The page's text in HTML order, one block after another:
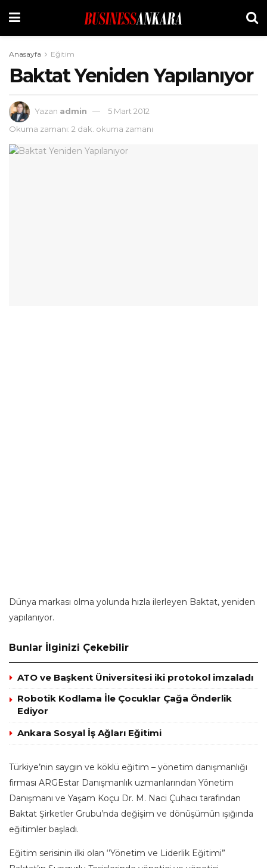
Anasayfa Eğitim
Baktat Yeniden Yapılanıyor
Yazan admin
5 Mart 2012
Okuma zamanı: 2 dak. okuma zamanı
Dünya markası olma yolunda hızla ilerleyen Baktat, yeniden
yapılanıyor.
Bunlar İlginizi Çekebilir
ATO ve Başkent Üniversitesi iki protokol imzaladı
Robotik Kodlama İle Çocuklar Çağa Önderlik
Ediyor
Ankara Sosyal İş Ağları Eğitimi
Türkiye’nin saygın ve köklü eğitim – yönetim danışmanlığı
firması ARGEstar Danışmanlık uzmanlarından Yönetim
Danışmanı ve Yaşam Koçu Dr. M. Naci Çuhacı tarafından
Baktat Şirketler Grubu’nda değişim ve dönüşümün ışığında
eğitimler başladı.
Eğitim serisinin ilki olan ‘’Yönetim ve Liderlik Eğitimi”